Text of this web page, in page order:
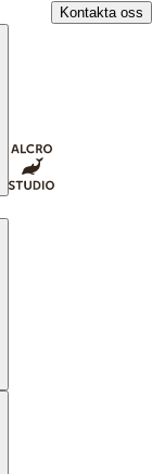
Kontakta oss